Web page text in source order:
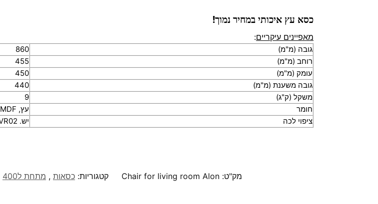
כסא עץ איכותי במחיר נמוך!
מאפיינים עיקריים:
גובה (מ"מ)
860
רוחב (מ"מ)
455
עומק (מ"מ)
450
גובה משענת (מ"מ)
440
משקל (ק"ג)
9
חומר
עץ, MDF
ציפוי לכה
יש. Etika 2VR02
מק"ט: Chair for living room Alon קטגוריות: כסאות , מתחת ל400